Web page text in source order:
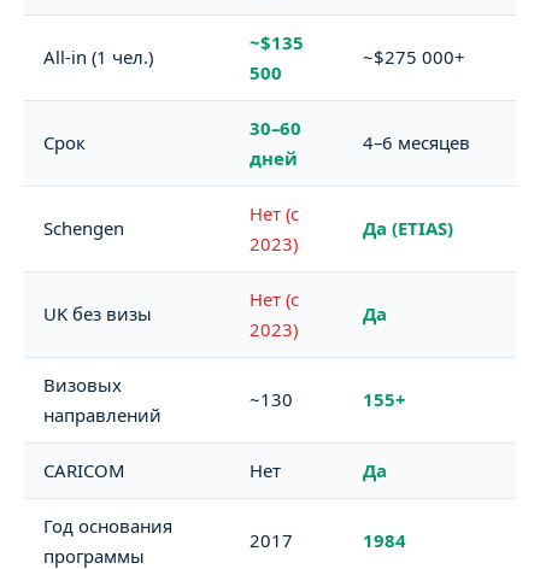
All-in (1 чел.)
~$135
500
~$275 000+
Срок
30–60
дней
4–6 месяцев
Schengen
Нет (с
2023)
Да (ETIAS)
UK без визы
Нет (с
2023)
Да
Визовых
направлений
~130 155+
CARICOM Нет Да
Год основания
программы
2017 1984